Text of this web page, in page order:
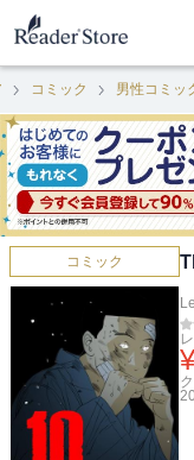
コミック 男性コミッ
コミック
¥